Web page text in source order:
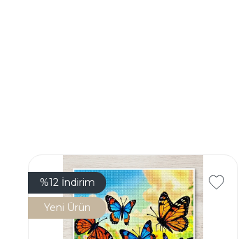
%12 İndirim
Yeni Ürün